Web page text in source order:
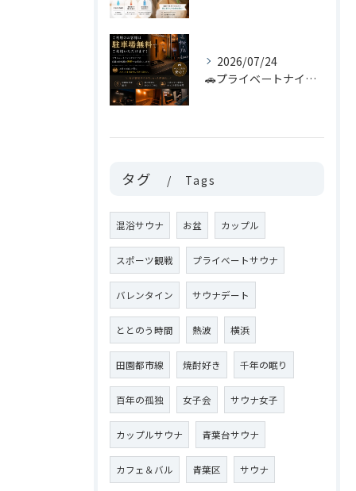
2026/07/24
🚗プライベートナイトサウナをご利用のお客様へ🌙
タグ Tags
混浴サウナ お盆 カップル
スポーツ観戦 プライベートサウナ
バレンタイン サウナデート
ととのう時間 熱波 横浜
田園都市線 焼酎好き 千年の眠り
百年の孤独 女子会 サウナ女子
カップルサウナ 青葉台サウナ
カフェ＆バル 青葉区 サウナ